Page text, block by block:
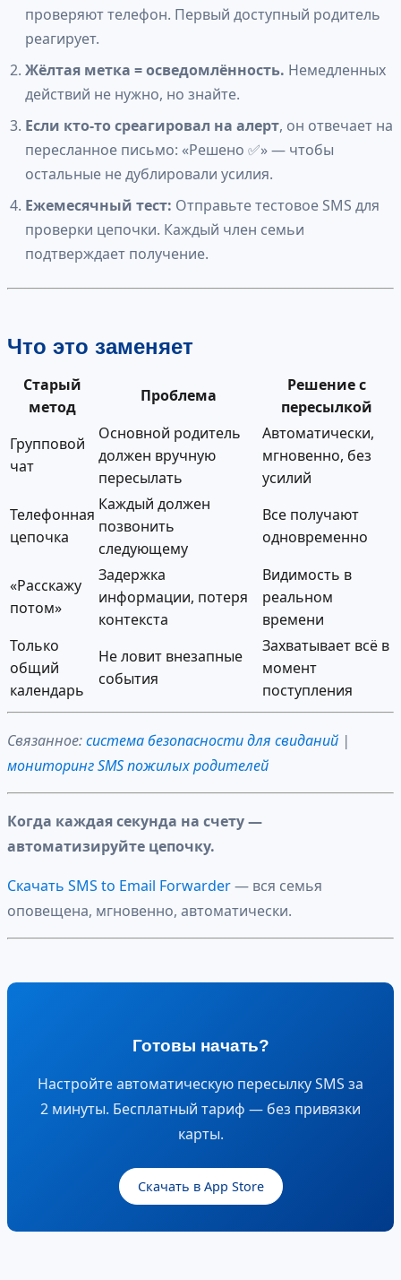
проверяют телефон. Первый доступный родитель
реагирует.
Жёлтая метка = осведомлённость. Немедленных
действий не нужно, но знайте.
Если кто-то среагировал на алерт, он отвечает на
пересланное письмо: «Решено ✅» — чтобы
остальные не дублировали усилия.
Ежемесячный тест: Отправьте тестовое SMS для
проверки цепочки. Каждый член семьи
подтверждает получение.
Что это заменяет
Старый
метод
Проблема
Решение с
пересылкой
Групповой
чат
Основной родитель
должен вручную
пересылать
Автоматически,
мгновенно, без
усилий
Телефонная
цепочка
Каждый должен
позвонить
следующему
Все получают
одновременно
«Расскажу
потом»
Задержка
информации, потеря
контекста
Видимость в
реальном
времени
Только
общий
календарь
Не ловит внезапные
события
Захватывает всё в
момент
поступления
Связанное:система безопасности для свиданий |
мониторинг SMS пожилых родителей
Когда каждая секунда на счету —
автоматизируйте цепочку.
Скачать SMS to Email Forwarder— вся семья
оповещена, мгновенно, автоматически.
Готовы начать?
Настройте автоматическую пересылку SMS за
2 минуты. Бесплатный тариф — без привязки
карты.
Скачать в App Store